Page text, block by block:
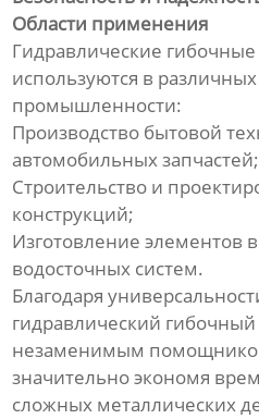
Области применения
Гидравлические
используются в различных
промышленности:
Производство бытовой
автомобильных запчастей;
Строительство и
конструкций;
Изготовление элементов
водосточных систем.
Благодаря
гидравлический гибочный
незаменимым
значительно экономя
сложных металлических